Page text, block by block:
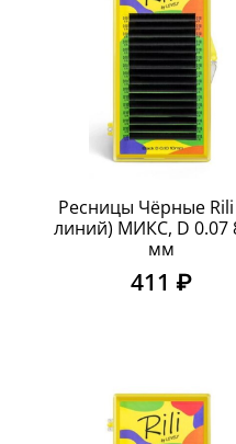
Ресницы Чёрные Rili
линий) МИКС, D 0.07
мм
411 ₽